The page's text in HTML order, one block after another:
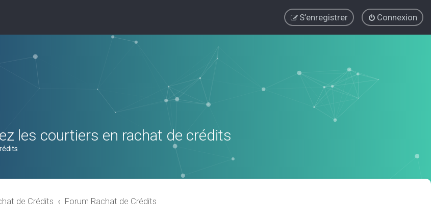
Connexion
S’enregistrer
les courtiers en rachat de crédits
de Crédits Forum Rachat de Crédits